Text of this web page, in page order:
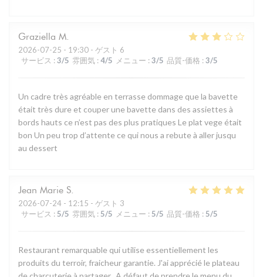
Graziella M
2026-07-25 - 19:30 - ゲスト 6
サービス : 3/5 雰囲気 : 4/5 メニュー : 3/5 品質-価格 : 3/5
Un cadre très agréable en terrasse dommage que la bavette
était très dure et couper une bavette dans des assiettes à
bords hauts ce n’est pas des plus pratiques Le plat vege était
bon Un peu trop d’attente ce qui nous a rebute à aller jusqu
au dessert
Jean Marie S
2026-07-24 - 12:15 - ゲスト 3
サービス : 5/5 雰囲気 : 5/5 メニュー : 5/5 品質-価格 : 5/5
Restaurant remarquable qui utilise essentiellement les
produits du terroir, fraicheur garantie. J'ai apprécié le plateau